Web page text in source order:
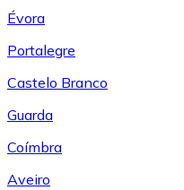
Évora
Portalegre
Castelo Branco
Guarda
Coímbra
Aveiro